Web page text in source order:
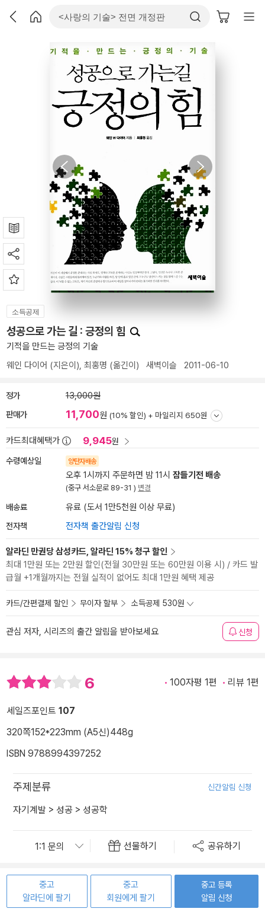
소득공제
성공으로 가는 길 : 긍정의 힘
기적을 만드는 긍정의 기술
웨인 다이어 (지은이), 최홍명 (옮긴이) 새벽이슬 2011-06-10
정가 13,000원
판매가 11,700원 (10% 할인) + 마일리지 650원
카드최대혜택가 9,945원
수령예상일 양탄자배송
오후 1시까지 주문하면 밤 11시 잠들기전 배송
(중구 서소문로 89-31 ) 변경
배송료 유료 (도서 1만5천원 이상 무료)
전자책 전자책 출간알림 신청
알라딘 만권당 삼성카드, 알라딘 15% 청구 할인
최대 1만원 또는 2만원 할인(전월 30만원 또는 60만원 이용 시) / 카드 발
급월 +1개월까지는 전월 실적이 없어도 최대 1만원 혜택 제공
카드/간편결제 할인 무이자 할부 소득공제 530원
관심 저자, 시리즈의 출간 알림을 받아보세요 신청
6 100자평 1편 리뷰 1편
세일즈포인트 107
320쪽152*223mm (A5신)448g
ISBN 9788994397252
주제분류 신간알림 신청
자기계발 > 성공 > 성공학
선물하기 공유하기
중고
알라딘에 팔기
중고
회원에게 팔기
중고 등록
알림 신청